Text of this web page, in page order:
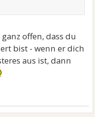
offen, dass du
bist - wenn er dich
aus ist, dann